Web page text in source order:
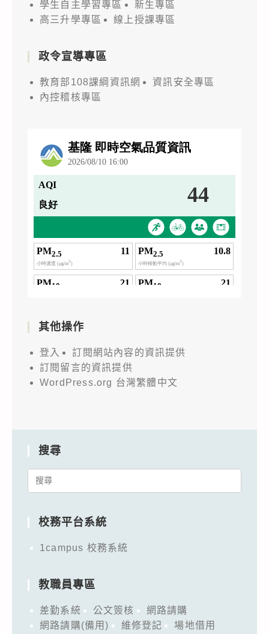
學生自主學習專區
新生專區
高三升學專區
線上授課專區
政令宣導專區
教育部108課綱資訊網
資訊安全專區
內控稽核專區
其他操作
登入
訂閱網站內容的資訊提供
訂閱留言的資訊提供
WordPress.org 台灣繁體中文
搜尋
Search
校務平台系統
1campus 校務系統
教職員專區
差勤系統 公文簽核
網路請購
網路請購(備用)
維修登記
場地借用